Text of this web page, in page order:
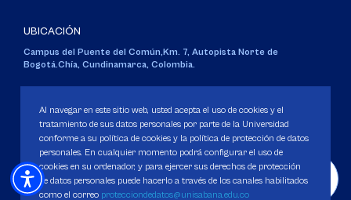
UBICACIÓN
Campus del Puente del Común,Km. 7, Autopista Norte de
Bogotá.Chía, Cundinamarca, Colombia.
Personería Jurídica:Resolución 130 del 14 de enero de 1980.
Ministerio de Educación Nacional.
Al navegar en este sitio web, usted acepta el uso de cookies y el
tratamiento de sus datos personales por parte de la Universidad
conforme a su política de cookies y la política de protección de datos
personales. En cualquier momento podrá configurar el uso de
cookies en su ordenador, y para ejercer sus derechos de protección
de datos personales puede hacerlo a través de los canales habilitados
como el correo protecciondedatos@unisabana.edu.co